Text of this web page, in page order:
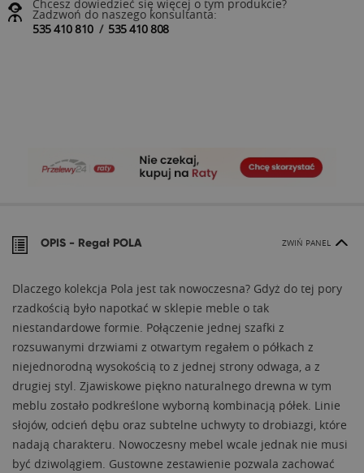
Chcesz dowiedzieć się więcej o tym produkcie?
Zadzwoń do naszego konsultanta:
535 410 810/ 535 410 808
OPIS - Regał POLA ZWIŃ PANEL
Dlaczego kolekcja Pola jest tak nowoczesna? Gdyż do tej pory
rzadkością było napotkać w sklepie meble o tak
niestandardowe formie. Połączenie jednej szafki z
rozsuwanymi drzwiami z otwartym regałem o półkach z
niejednorodną wysokością to z jednej strony odwaga, a z
drugiej styl. Zjawiskowe piękno naturalnego drewna w tym
meblu zostało podkreślone wyborną kombinacją półek. Linie
słojów, odcień dębu oraz subtelne uchwyty to drobiazgi, które
nadają charakteru. Nowoczesny mebel wcale jednak nie musi
być dziwolągiem. Gustowne zestawienie pozwala zachować